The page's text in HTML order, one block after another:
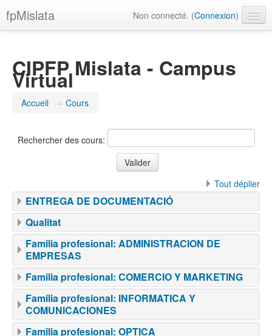
fpMislata Non connecté. (Connexion)
CIPFP Mislata - Campus
Virtual
Accueil → Cours
Rechercher des cours:
Tout déplier
ENTREGA DE DOCUMENTACIÓ
Qualitat
Familia profesional: ADMINISTRACION DE
EMPRESAS
Familia profesional: COMERCIO Y MARKETING
Familia profesional: INFORMATICA Y
COMUNICACIONES
Familia profesional: OPTICA